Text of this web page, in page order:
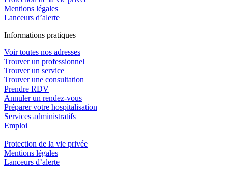
Mentions légales
Lanceurs d’alerte
Informations pratiques
Voir toutes nos adresses
Trouver un professionnel
Trouver un service
Trouver une consultation
Prendre RDV
Annuler un rendez-vous
Préparer votre hospitalisation
Services administratifs
Emploi​
Protection de la vie privée
Mentions légales
Lanceurs d’alerte